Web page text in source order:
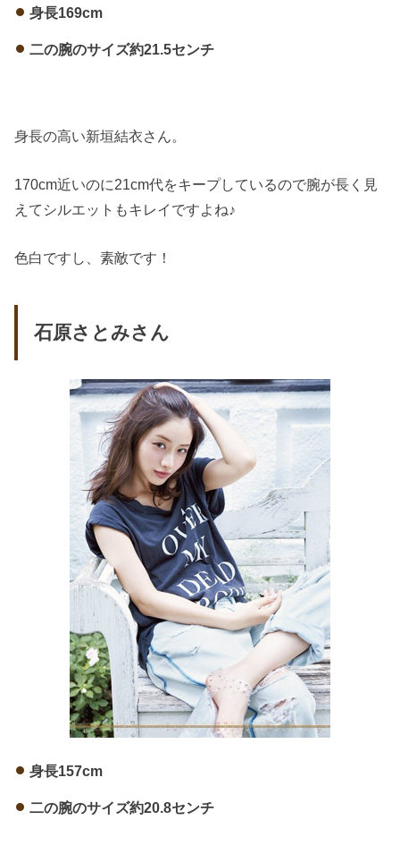
身長169cm
二の腕のサイズ約21.5センチ
身長の高い新垣結衣さん。
170cm近いのに21cm代をキープしているので腕が長く見
えてシルエットもキレイですよね♪
色白ですし、素敵です！
石原さとみさん
身長157cm
二の腕のサイズ約20.8センチ